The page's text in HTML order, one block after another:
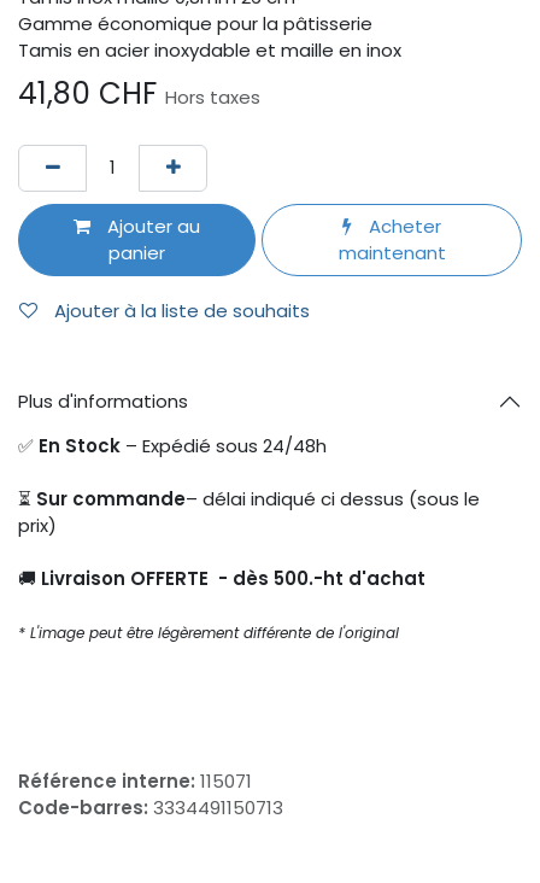
Gamme économique pour la pâtisserie
Tamis en acier inoxydable et maille en inox
41,80 CHF Hors taxes
Ajouter au
panier
Acheter
maintenant
Ajouter à la liste de souhaits
Plus d'informations
✅ En Stock – Expédié sous 24/48h
⏳ Sur commande– délai indiqué ci dessus (sous le
prix)
🚚 Livraison OFFERTE - dès 500.-ht d'achat
* L'image peut être légèrement différente de l'original
Référence interne: 115071
Code-barres: 3334491150713